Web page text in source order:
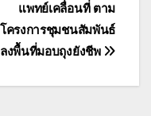
แพทย์เคลื่อนที่ ตาม
โครงการชุมชนสัมพันธ์
ลงพื้นที่มอบถุงยังชีพ